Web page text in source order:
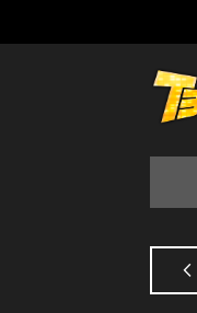
Inhalt